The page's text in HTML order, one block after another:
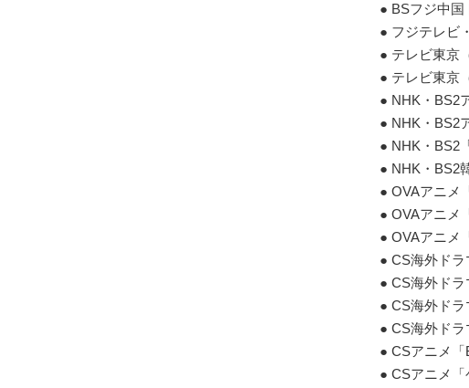
● BSフジ中国
● フジテレビ
● テレビ東京
● テレビ東京
● NHK・BS2
● NHK・BS2
● NHK・BS2
● NHK・BS2
● OVAアニメ
● OVAアニメ
● OVAアニメ
● CS海外ド
● CS海外ド
● CS海外ド
● CS海外ド
● CSアニメ
● CSアニメ